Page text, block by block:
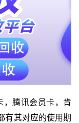
，腾讯会员卡，肯
有其对应的使用期